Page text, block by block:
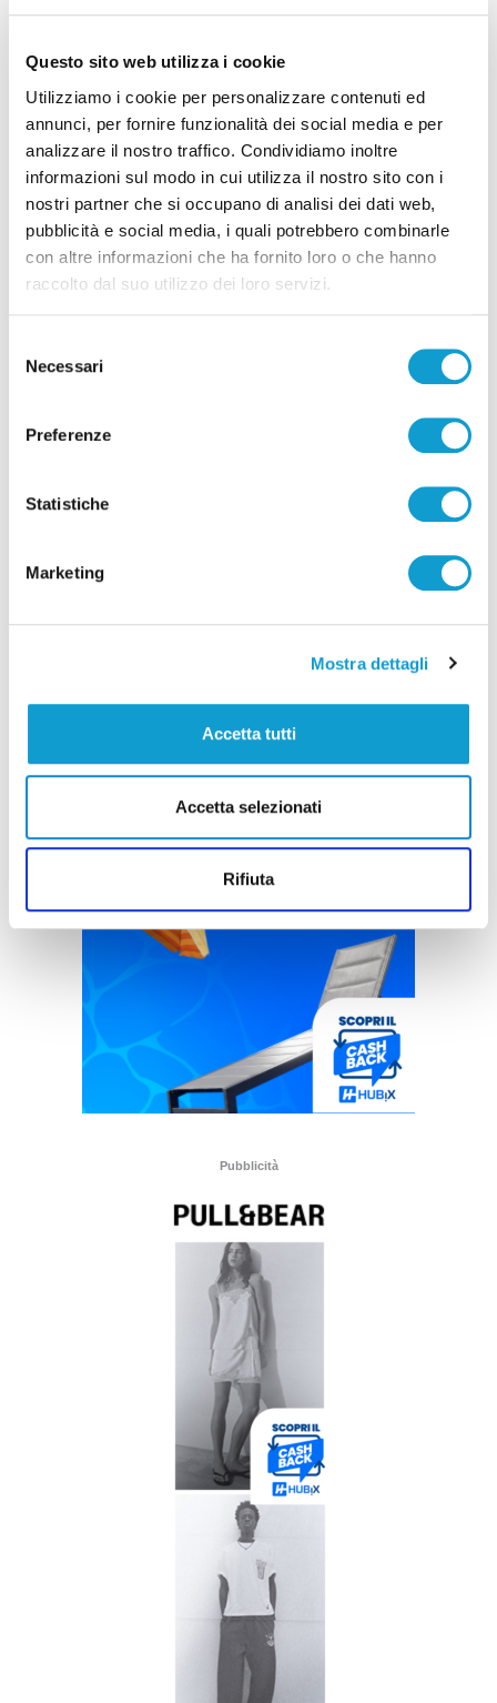
Questo sito web utilizza i cookie
Utilizziamo i cookie per personalizzare contenuti ed
annunci, per fornire funzionalità dei social media e per
analizzare il nostro traffico. Condividiamo inoltre
informazioni sul modo in cui utilizza il nostro sito con i
nostri partner che si occupano di analisi dei dati web,
pubblicità e social media, i quali potrebbero combinarle
con altre informazioni che ha fornito loro o che hanno
raccolto dal suo utilizzo dei loro servizi.
delNecessari
Preferenze
Statistiche
Marketing
Mostra dettagli
Accetta tutti
Accetta selezionati
Rifiuta
Grottammare - Problema a una gamba, uomo
soccorso al quarto piano di una struttura
ricettiva
di Gloria Caioni
Pubblicità